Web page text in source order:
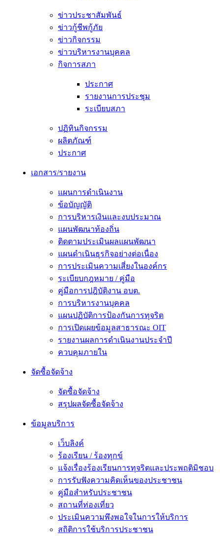
ข่าวประชาสัมพันธ์
ข่าวกู้ชีพกู้ภัย
ข่าวกิจกรรม
ข่าวบริหารงานบุคคล
กิจการสภา
ประกาศ
รายงานการประชุม
ระเบียบสภา
ปฏิทินกิจกรรม
ผลิตภัณฑ์
ประกาศ
เอกสาร/รายงาน
แผนการดำเนินงาน
ข้อบัญญัติ
การบริหารเงินและงบประมาณ
แผนพัฒนาท้องถิ่น
ติดตามประเมินผลแผนพัฒนา
แผนดำเนินธุรกิจอย่างต่อเนื่อง
การประเมินความเสี่ยงในองค์กร
ระเบียบกฎหมาย / คู่มือ
คู่มือการปฎิบัติงาน อบต.
การบริหารงานบุคคล
แผนปฏิบัติการป้องกันการทุจริต
การเปิดเผยข้อมูลสาธารณะ OIT
รายงานผลการดำเนินงานประจำปี
ควบคุมภายใน
จัดซื้อจัดจ้าง
จัดซื้อจัดจ้าง
สรุปผลจัดซื้อจัดจ้าง
ข้อมูลบริการ
เว็บลิงค์
ร้องเรียน / ร้องทุกข์
แจ้งเรื่องร้องเรียนการทุจริตและประพฤติมิชอบ
การรับฟังความคิดเห็นของประชาชน
คู่มือสำหรับประชาชน
สถานที่ท่องเที่ยว
ประเมินความพึงพอใจในการให้บริการ
สถิติการใช้บริการประชาชน